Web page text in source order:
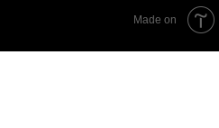
Made on